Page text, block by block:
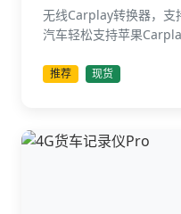
无线Carplay转换器，支
汽车轻松支持苹果
推荐 现货